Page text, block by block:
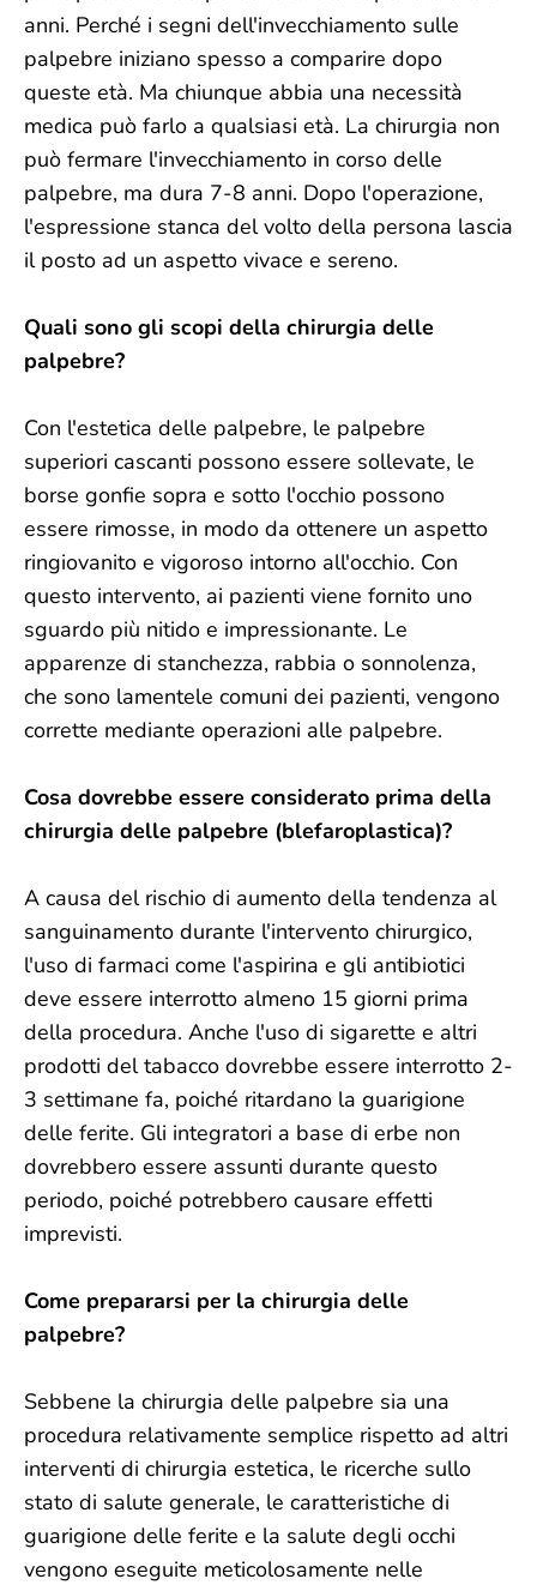
anni. Perché i segni dell'invecchiamento sulle
palpebre iniziano spesso a comparire dopo
queste età. Ma chiunque abbia una necessità
medica può farlo a qualsiasi età. La chirurgia non
può fermare l'invecchiamento in corso delle
palpebre, ma dura 7-8 anni. Dopo l'operazione,
l'espressione stanca del volto della persona lascia
il posto ad un aspetto vivace e sereno.
Quali sono gli scopi della chirurgia delle
palpebre?
Con l'estetica delle palpebre, le palpebre
superiori cascanti possono essere sollevate, le
borse gonfie sopra e sotto l'occhio possono
essere rimosse, in modo da ottenere un aspetto
ringiovanito e vigoroso intorno all'occhio. Con
questo intervento, ai pazienti viene fornito uno
sguardo più nitido e impressionante. Le
apparenze di stanchezza, rabbia o sonnolenza,
che sono lamentele comuni dei pazienti, vengono
corrette mediante operazioni alle palpebre.
Cosa dovrebbe essere considerato prima della
chirurgia delle palpebre (blefaroplastica)?
A causa del rischio di aumento della tendenza al
sanguinamento durante l'intervento chirurgico,
l'uso di farmaci come l'aspirina e gli antibiotici
deve essere interrotto almeno 15 giorni prima
della procedura. Anche l'uso di sigarette e altri
prodotti del tabacco dovrebbe essere interrotto 2-
3 settimane fa, poiché ritardano la guarigione
delle ferite. Gli integratori a base di erbe non
dovrebbero essere assunti durante questo
periodo, poiché potrebbero causare effetti
imprevisti.
Come prepararsi per la chirurgia delle
palpebre?
Sebbene la chirurgia delle palpebre sia una
procedura relativamente semplice rispetto ad altri
interventi di chirurgia estetica, le ricerche sullo
stato di salute generale, le caratteristiche di
guarigione delle ferite e la salute degli occhi
vengono eseguite meticolosamente nelle